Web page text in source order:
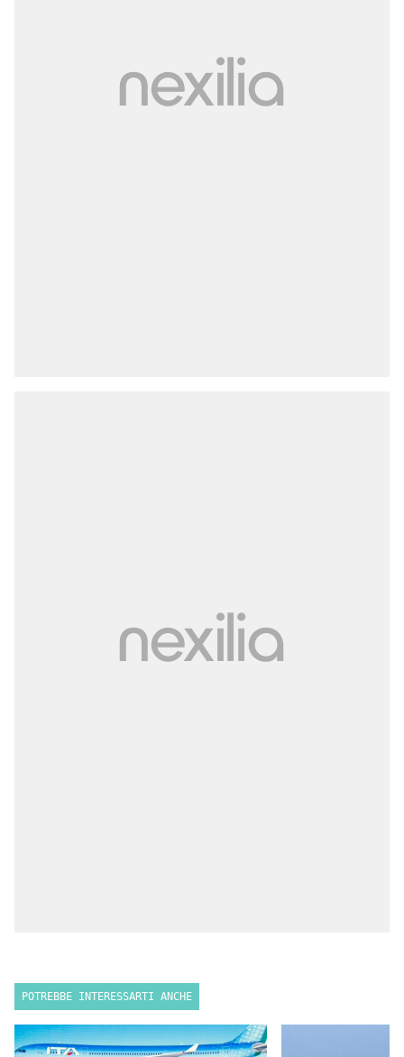
POTREBBE INTERESSARTI ANCHE